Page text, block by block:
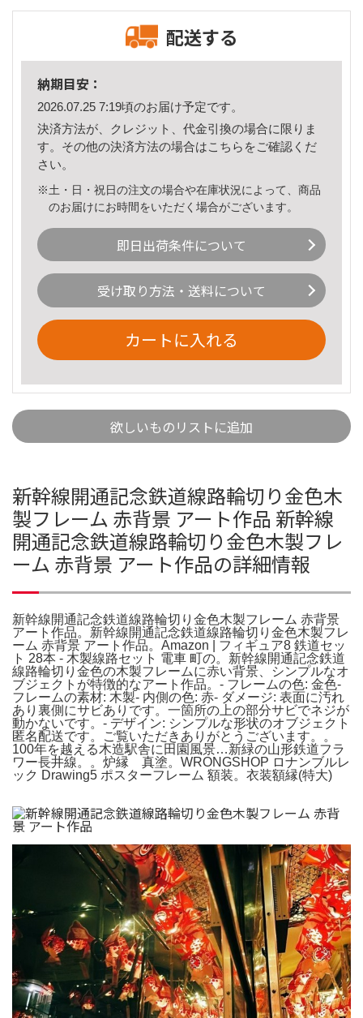
配送する
納期目安：
2026.07.25 7:19頃のお届け予定です。
決済方法が、クレジット、代金引換の場合に限りま
す。その他の決済方法の場合はこちら をご確認くだ
さい。
※土・日・祝日の注文の場合や在庫状況によって、商品
のお届けにお時間をいただく場合がございます。
即日出荷条件について
受け取り方法・送料について
カートに入れる
欲しいものリストに追加
新幹線開通記念鉄道線路輪切り金色木
製フレーム 赤背景 アート作品 新幹線
開通記念鉄道線路輪切り金色木製フレ
ーム 赤背景 アート作品の詳細情報
新幹線開通記念鉄道線路輪切り金色木製フレーム 赤背景
アート作品。新幹線開通記念鉄道線路輪切り金色木製フレ
ーム 赤背景 アート作品。Amazon | フィギュア8 鉄道セッ
ト 28本 - 木製線路セット 電車 町の。新幹線開通記念鉄道
線路輪切り金色の木製フレームに赤い背景、シンプルなオ
ブジェクトが特徴的なアート作品。- フレームの色: 金色-
フレームの素材: 木製- 内側の色: 赤- ダメージ: 表面に汚れ
あり裏側にサビありです。一箇所の上の部分サビでネジが
動かないです。- デザイン: シンプルな形状のオブジェクト
匿名配送です。ご覧いただきありがとうございます。。
100年を越える木造駅舎に田園風景…新緑の山形鉄道フラ
ワー長井線。。炉縁 真塗。WRONGSHOP ロナンブルレ
ック Drawing5 ポスターフレーム 額装。衣装額縁(特大)